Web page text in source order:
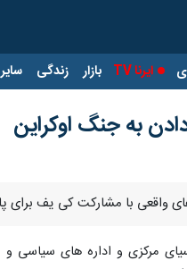
ایرنا TV بازار زندگی سایر
به جنگ اوکراین